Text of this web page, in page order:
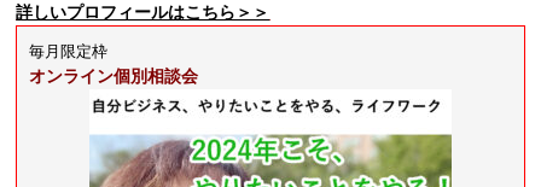
詳しいプロフィールはこちら＞＞
毎月限定枠
オンライン個別相談会